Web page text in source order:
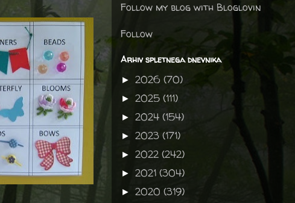
Follow my blog with Bloglovin
Follow
Arhiv spletnega dnevnika
► 2026 (70)
► 2025 (111)
► 2024 (154)
► 2023 (171)
► 2022 (242)
► 2021 (304)
► 2020 (319)